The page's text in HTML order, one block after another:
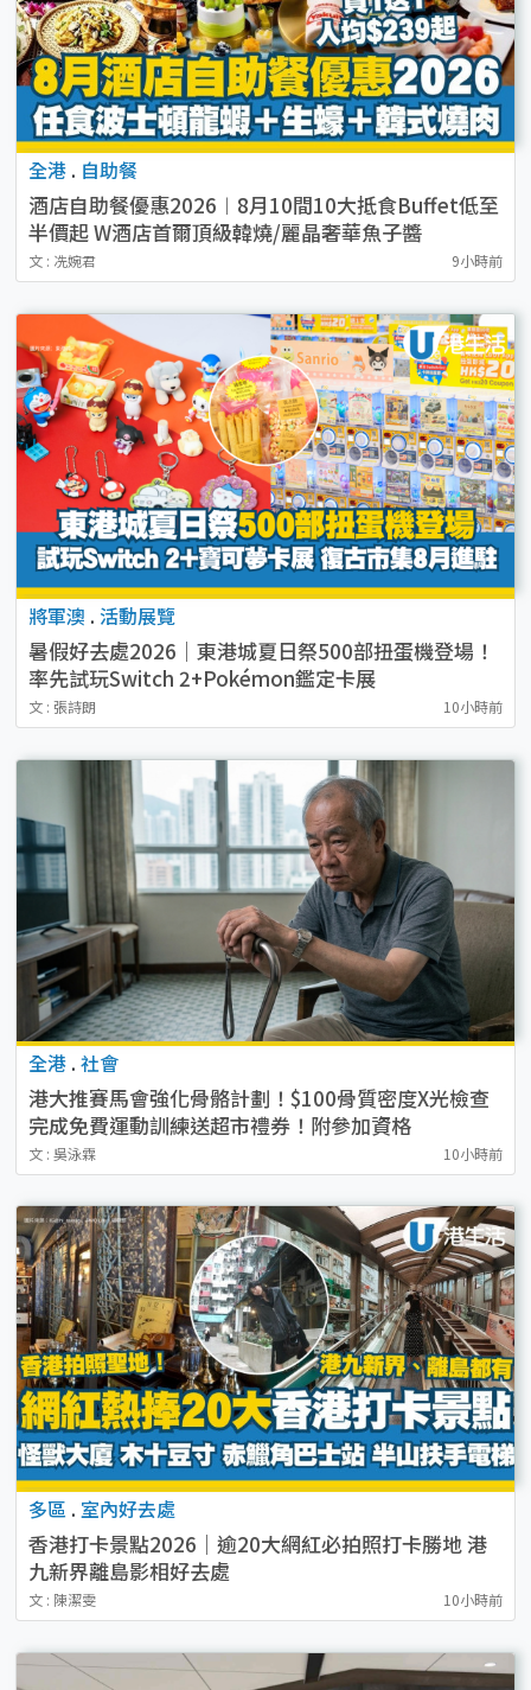
全港 . 自助餐
酒店自助餐優惠2026︱8月10間10大抵食Buffet低至
半價起 W酒店首爾頂級韓燒/麗晶奢華魚子醬
文 : 冼婉君 9小時前
將軍澳 . 活動展覽
暑假好去處2026｜東港城夏日祭500部扭蛋機登場！
率先試玩Switch 2+Pokémon鑑定卡展
復古市集8月進駐！
文 : 張詩朗 10小時前
全港 . 社會
港大推賽馬會強化骨骼計劃！$100骨質密度X光檢查
完成免費運動訓練送超市禮券！附參加資格
文 : 吳泳霖 10小時前
多區 . 室內好去處
香港打卡景點2026｜逾20大網紅必拍照打卡勝地 港
九新界離島影相好去處
文 : 陳潔雯 10小時前